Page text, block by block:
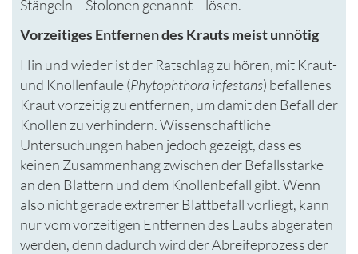
Stängeln – Stolonen genannt – lösen.
Vorzeitiges Entfernen des Krauts meist unnötig
Hin und wieder ist der Ratschlag zu hören, mit Kraut-
und Knollenfäule (Phytophthora infestans) befallenes
Kraut vorzeitig zu entfernen, um damit den Befall der
Knollen zu verhindern. Wissenschaftliche
Untersuchungen haben jedoch gezeigt, dass es
keinen Zusammenhang zwischen der Befallsstärke
an den Blättern und dem Knollenbefall gibt. Wenn
also nicht gerade extremer Blattbefall vorliegt, kann
nur vom vorzeitigen Entfernen des Laubs abgeraten
werden, denn dadurch wird der Abreifeprozess der